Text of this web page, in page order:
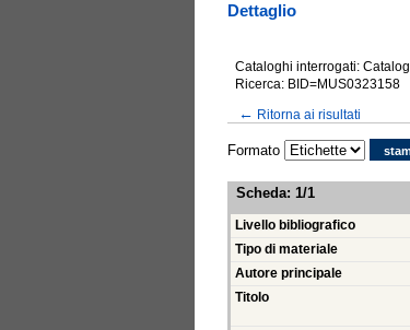
Dettaglio
Cataloghi interrogati:
Ricerca: BID=MUS0323158
← Ritorna ai risultati
Formato
Scheda: 1/1
Livello bibliografico
Tipo di materiale
Autore principale
Titolo